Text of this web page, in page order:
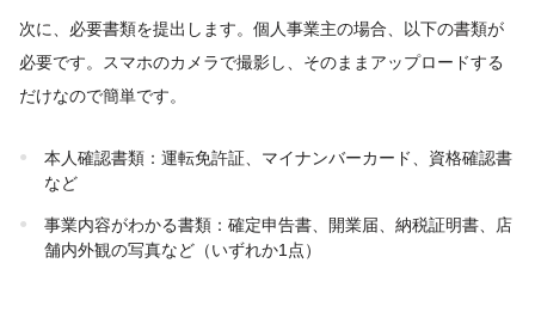
次に、必要書類を提出します。個人事業主の場合、以下の書類が
必要です。スマホのカメラで撮影し、そのままアップロードする
だけなので簡単です。
本人確認書類：運転免許証、マイナンバーカード、資格確認書
など
事業内容がわかる書類：確定申告書、開業届、納税証明書、店
舗内外観の写真など（いずれか1点）